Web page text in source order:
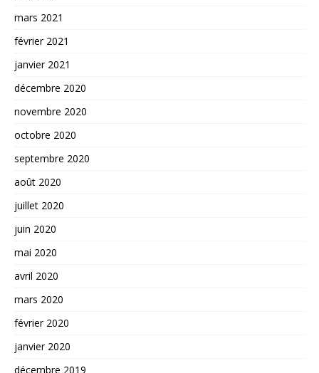
mars 2021
février 2021
janvier 2021
décembre 2020
novembre 2020
octobre 2020
septembre 2020
août 2020
juillet 2020
juin 2020
mai 2020
avril 2020
mars 2020
février 2020
janvier 2020
décembre 2019